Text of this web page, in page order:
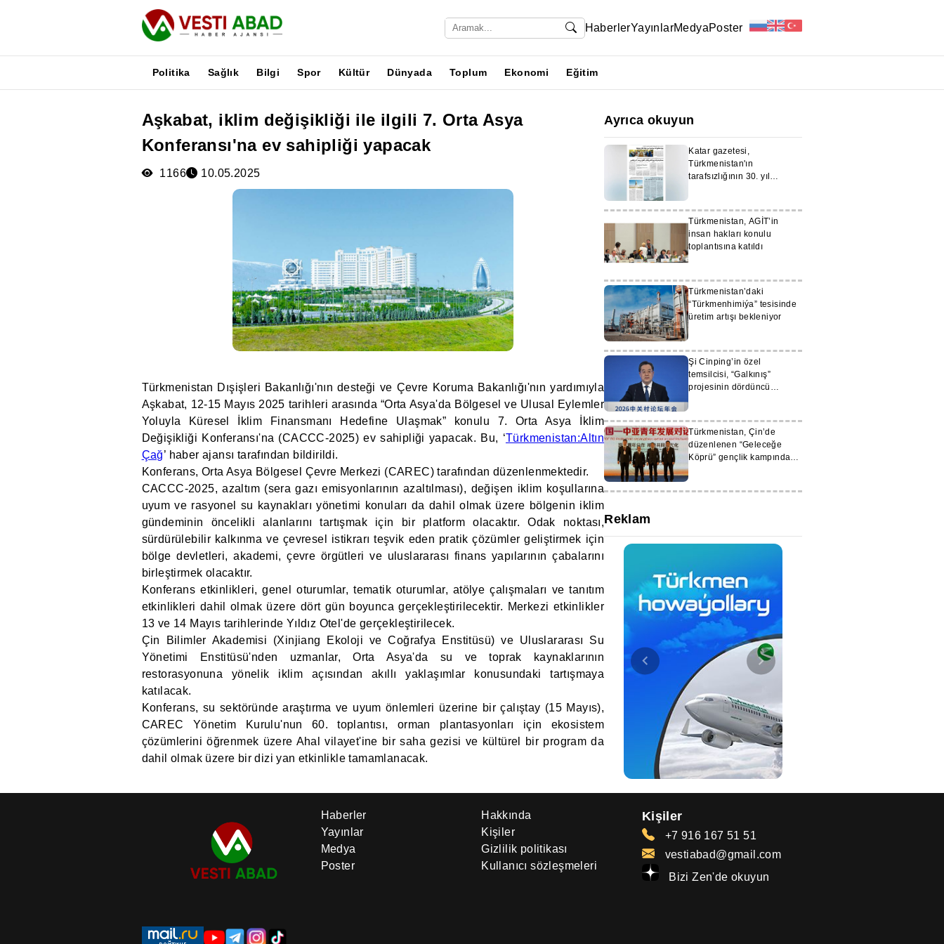
HaberlerYayınlarMedyaPoster
Politika Sağlık Bilgi Spor Kültür Dünyada Toplum Ekonomi Eğitim
Aşkabat, iklim değişikliği ile ilgili 7. Orta Asya
Konferansı'na ev sahipliği yapacak
1166 10.05.2025
Türkmenistan Dışişleri Bakanlığı'nın desteği ve Çevre Koruma Bakanlığı'nın yardımıyla
Aşkabat, 12-15 Mayıs 2025 tarihleri arasında “Orta Asya'da Bölgesel ve Ulusal Eylemler
Yoluyla Küresel İklim Finansmanı Hedefine Ulaşmak” konulu 7. Orta Asya İklim
Değişikliği Konferansı'na (CACCC-2025) ev sahipliği yapacak. Bu, ‘Türkmenistan:Altın
Çağ’ haber ajansı tarafından bildirildi.
Konferans, Orta Asya Bölgesel Çevre Merkezi (CAREC) tarafından düzenlenmektedir.
CACCC-2025, azaltım (sera gazı emisyonlarının azaltılması), değişen iklim koşullarına
uyum ve rasyonel su kaynakları yönetimi konuları da dahil olmak üzere bölgenin iklim
gündeminin öncelikli alanlarını tartışmak için bir platform olacaktır. Odak noktası,
sürdürülebilir kalkınma ve çevresel istikrarı teşvik eden pratik çözümler geliştirmek için
bölge devletleri, akademi, çevre örgütleri ve uluslararası finans yapılarının çabalarını
birleştirmek olacaktır.
Konferans etkinlikleri, genel oturumlar, tematik oturumlar, atölye çalışmaları ve tanıtım
etkinlikleri dahil olmak üzere dört gün boyunca gerçekleştirilecektir. Merkezi etkinlikler
13 ve 14 Mayıs tarihlerinde Yıldız Otel'de gerçekleştirilecek.
Çin Bilimler Akademisi (Xinjiang Ekoloji ve Coğrafya Enstitüsü) ve Uluslararası Su
Yönetimi Enstitüsü'nden uzmanlar, Orta Asya'da su ve toprak kaynaklarının
restorasyonuna yönelik iklim açısından akıllı yaklaşımlar konusundaki tartışmaya
katılacak.
Konferans, su sektöründe araştırma ve uyum önlemleri üzerine bir çalıştay (15 Mayıs),
CAREC Yönetim Kurulu'nun 60. toplantısı, orman plantasyonları için ekosistem
çözümlerini öğrenmek üzere Ahal vilayet'ine bir saha gezisi ve kültürel bir program da
dahil olmak üzere bir dizi yan etkinlikle tamamlanacak.
Ayrıca okuyun
Katar gazetesi,
Türkmenistan'ın
tarafsızlığının 30. yıl
Türkmenistan, AGİT’in
insan hakları konulu
toplantısına katıldı
Türkmenistan’daki
“Türkmenhimiýa” tesisinde
üretim artışı bekleniyor
Şi Cinping’in özel
temsilcisi, “Galkınış”
projesinin dördüncü
Türkmenistan, Çin’de
düzenlenen “Geleceğe
Köprü” gençlik kampında
Reklam
Haberler
Yayınlar
Medya
Poster
Hakkında
Kişiler
Gizlilik politikası
Kullanıcı sözleşmeleri
Kişiler
+7 916 167 51 51
vestiabad@gmail.com
Bizi Zen'de okuyun